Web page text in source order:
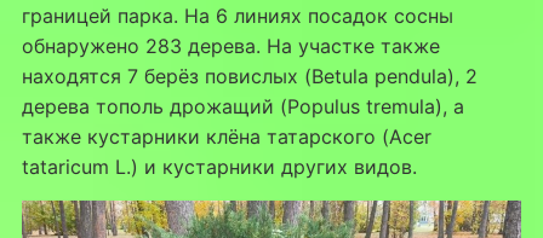
границей парка. На 6 линиях посадок сосны
обнаружено 283 дерева. На участке также
находятся 7 берёз повислых (Betula pendula), 2
дерева тополь дрожащий (Populus tremula), а
также кустарники клёна татарского (Acer
tataricum L.) и кустарники других видов.